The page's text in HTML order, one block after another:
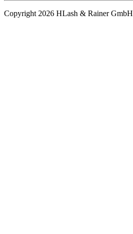
Copyright 2026 HLash & Rainer GmbH